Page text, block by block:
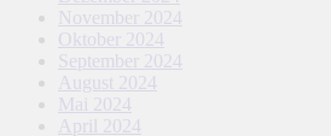
November 2024
Oktober 2024
September 2024
August 2024
Mai 2024
April 2024